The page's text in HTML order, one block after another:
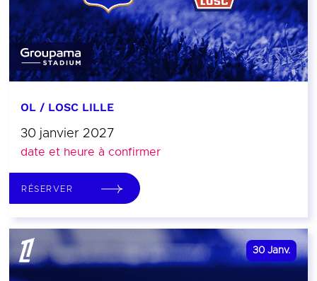
OL / LOSC LILLE
30 janvier 2027
date et heure à confirmer
RÉSERVER
30 Janv.